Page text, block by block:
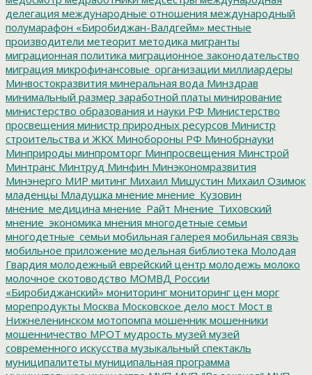
делегация международные отношения международный
полумарафон «Биробиджан-Валдгейм» местные
производители метеорит методика мигранты
миграционная политика миграционное законодательство
миграция микрофинансовые_организации миллиардеры
Минвостокразвития минеральная вода Минздрав
минимальный размер заработной платы минирование
министерство образования и науки РФ Министерство
просвещения министр природных ресурсов Министр
строительства и ЖКХ Минобороны РФ Минобрнауки
Минприроды минпромторг Минпросвещения Минстрой
Минтранс Минтруд Минфин Минэкономразвития
Минэнерго МИР митинг Михаил Мишустин Михаил Озимок
младенцы Младушка мнение мнение_Кузовин
мнение_медицина мнение_Райт Мнение_Тиховский
мнение_экономика мнения многодетные семьи
многодетные_семьи мобильная галерея мобильная связь
мобильное приложение модельная библиотека Молодая
Гвардия молодежный еврейский центр молодежь молоко
молочное скотоводство МОМВД России
«Биробиджанский» мониторинг мониторинг цен морг
морепродукты Москва Московское дело мост Мост в
Нижнеленинском мотопомпа мошенник мошенники
мошенничество МРОТ мудрость музей музей
современного искусства музыкальный спектакль
муниципалитеты муниципальная программа